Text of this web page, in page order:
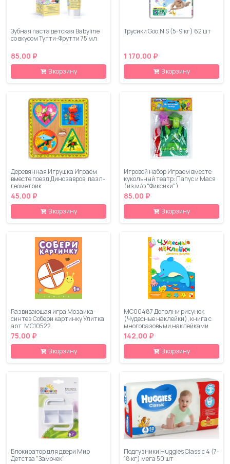
Зубная паста детская Babyline
со вкусом Тутти-Фрутти 75 мл
85.00 ₽
В корзину
Трусики Goo.N S (5-9 кг) 62 шт
1 170.00 ₽
В корзину
Деревянная Игрушка Играем
вместе поезд Динозавров, пазл-
геометрик
45.00 ₽
В корзину
Игровой набор Играем вместе
кукольный театр: Папус и Мася
(из м/ф "Фиксики")
85.00 ₽
В корзину
Развивающая игра Мозаика-
синтез Собери картинку Улитка
арт. МС10522
75.00 ₽
В корзину
МС00487 Дополни рисунок
(Чудесные наклейки), книга с
многоразовыми наклейками
142.00 ₽
В корзину
Блокиратор для двери Мир
Детства "Замочек"
Подгузники Huggies Classic 4 (7-
18 кг) мега 50 шт